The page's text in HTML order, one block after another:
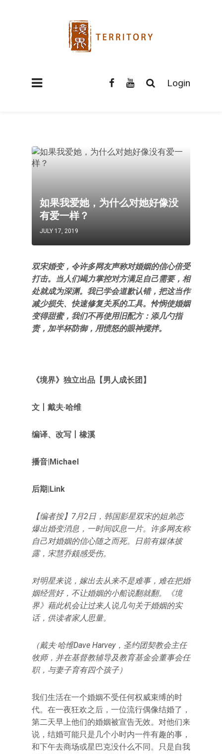
Login
如果我爱她，为什么对她好像没
有爱一样？
JULY 17, 2019
双宋婚变，令许多网友声称对婚姻的信心倍受
打击。当人们竭力掌控对方满足自己需要，相
处就成为深渊。我已学会道歉认错，把这当作
减少损失、快速修复关系的工具。怜悯使婚姻
变得甜蜜，我们不再使用旧配方：添几勺指
责，加半杯防御，用愤怒的眼神搅拌。
《境界》 独立出品【男人成长团 】
文 戴夫·哈维
编译、改写 橡溪
播音|Michael
后期|Link
【编者按】7月2日，韩国影星双宋的姐弟恋
爆出婚变消息，一时间叹息一片。
许多网友称
自己对婚姻的信心随之而死。
日前有媒体披
露，宋慧乔颇感受伤。
对明星来说，嫁出去从来不是难事，难在把婚
姻经营好，不让婚姻的小船说翻就翻。
《境
界》藉此机会让过来人说几句关于婚姻的实
话，供读者家人思量。
（戴夫·哈维Dave Harvey，圣约团契教会主任
牧师，并在基督教辅导及教育基金会董事会任
职，与妻子育有四个孩子）
我们生活在一个婚姻不受任何权威束缚的时
代。在一夜狂欢之后，一位流行偶像结婚了，
第二天早上他们的婚姻被宣告无效。对他们来
说，结婚可能只是几个小时内一件有趣的事，
和下午去商场或星巴克没什么不同。只是自我